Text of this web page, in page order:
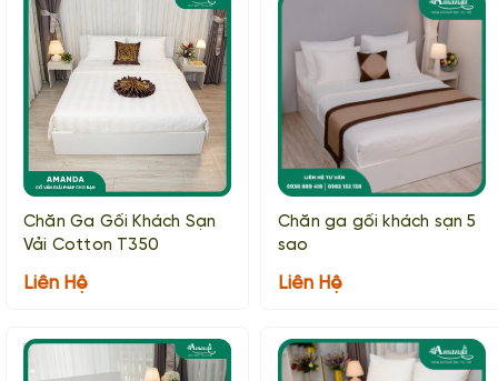
Chăn Ga Gối Khách Sạn
Vải Cotton T350
Liên Hệ
Chăn ga gối khách sạn 5
sao
Liên Hệ